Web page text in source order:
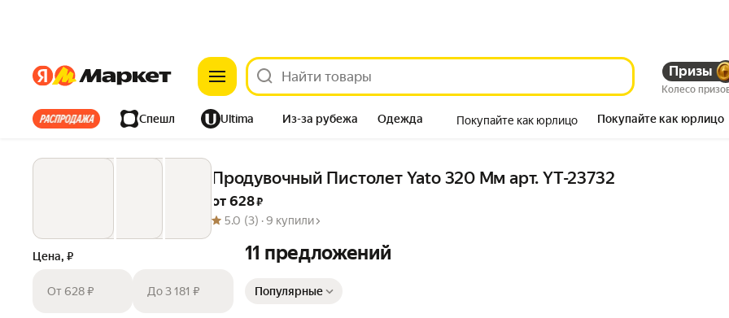
ЯндексЯндекс Призы
Колесо
Все хиты Спешл Ultima Из-за рубежа Одежда
Дом Ремонт Детям Красота
Покупайте как юрлицо Покупайте как юрлицо
Продувочный Пистолет Yato 320 Мм арт. YT-23732
от 628 ₽
5.0 (3) ·9 купили
Цена, ₽
От 628 ₽ До 3 181 ₽
11 предложений
Популярные